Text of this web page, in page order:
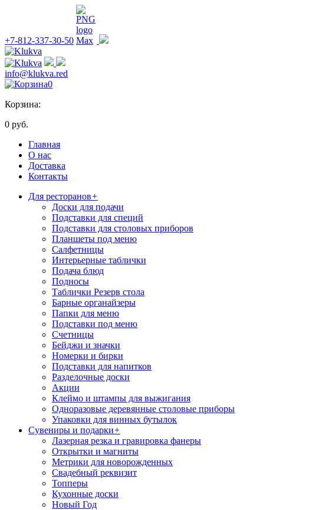
+7-812-337-30-50
info@klukva.red
0
Корзина:
0 руб.
Главная
О нас
Доставка
Контакты
Для ресторанов+
Доски для подачи
Подставки для специй
Подставки для столовых приборов
Планшеты под меню
Салфетницы
Интерьерные таблички
Подача блюд
Подносы
Таблички Резерв стола
Барные органайзеры
Папки для меню
Подставки под меню
Счетницы
Бейджи и значки
Номерки и бирки
Подставки для напитков
Разделочные доски
Акции
Клеймо и штампы для выжигания
Одноразовые деревянные столовые приборы
Упаковки для винных бутылок
Сувениры и подарки+
Лазерная резка и гравировка фанеры
Открытки и магниты
Метрики для новорожденных
Свадебный реквизит
Топперы
Кухонные доски
Новый Год